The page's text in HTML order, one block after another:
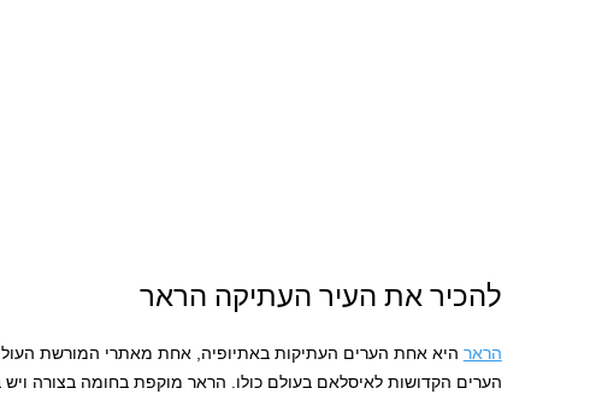
להכיר את העיר העתיקה הראר
הראר היא אחת הערים העתיקות באתיופיה, אחת מאתרי המורשת